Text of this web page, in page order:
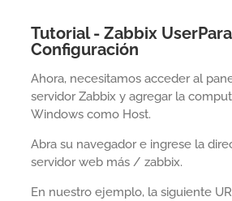
Tutorial - Zabbix
Configuración
Ahora, necesitamos acceder al
servidor Zabbix y agregar la
Windows como Host.
Abra su navegador e ingrese la
servidor web más / zabbix.
En nuestro ejemplo, la siguiente